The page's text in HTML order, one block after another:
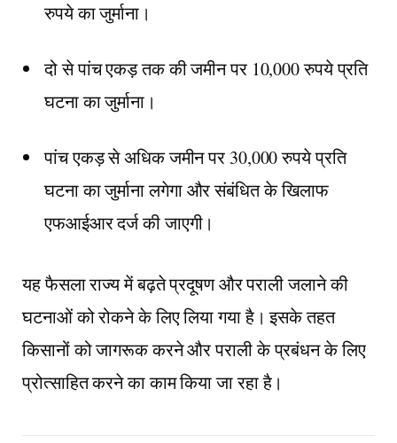
रुपये का जुर्माना।
दो से पांच एकड़ तक की जमीन पर 10,000 रुपये प्रति
घटना का जुर्माना।
पांच एकड़ से अधिक जमीन पर 30,000 रुपये प्रति
घटना का जुर्माना लगेगा और संबंधित के खिलाफ
एफआईआर दर्ज की जाएगी।
यह फैसला राज्य में बढ़ते प्रदूषण और पराली जलाने की
घटनाओं को रोकने के लिए लिया गया है। इसके तहत
किसानों को जागरूक करने और पराली के प्रबंधन के लिए
प्रोत्साहित करने का काम किया जा रहा है।